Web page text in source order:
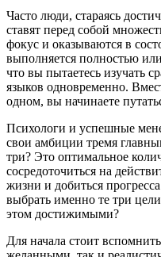
Часто люди, стараясь
ставят перед собой
фокус и оказываются в
выполняется полностью
что вы пытаетесь изучать
языков одновременно.
одном, вы начинаете
Психологи и успешные
свои амбиции тремя
три? Это оптимальное
сосредоточиться на
жизни и добиться
выбрать именно те три
этом достижимыми?
Для начала стоит